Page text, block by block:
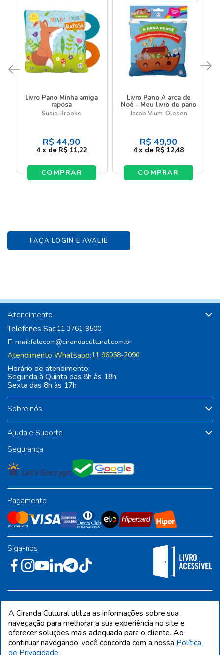
Livro Pano Minha amiga
raposa
Susie Brooks
R$ 44,90
4 x de R$ 11,22
COMPRAR
Livro Pano A arca de
Noé - Meu livro de pano
Jacob Vium-Olesen
R$ 49,90
4 x de R$ 12,48
COMPRAR
FAÇA LOGIN E AVALIE
Sobre nós
Ajuda e Suporte
Atendimento
Telefones Sac:11 3761-9500
E-mail:falecom@cirandacultural.com.br
Atendimento Whatsapp:11 96058-2090
Horário de atendimento:
Segunda à Quinta das 8h às 18h
Sexta das 8h às 17h
Segurança
Pagamento
Siga-nos
Industrial - Jandira/SP - CEP 06612-001
A Ciranda Cultural utiliza as informações sobre sua
navegação para melhorar a sua experiência no site e
oferecer soluções mais adequada para o cliente. Ao
continuar navegando, você concorda com a nossa Política
de Privacidade.